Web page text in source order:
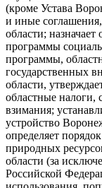
(кроме Устава
и иные
области;
программы
программы,
государственных
области,
областные налоги,
взимания;
устройство
определяет
природных
области (за
Российской